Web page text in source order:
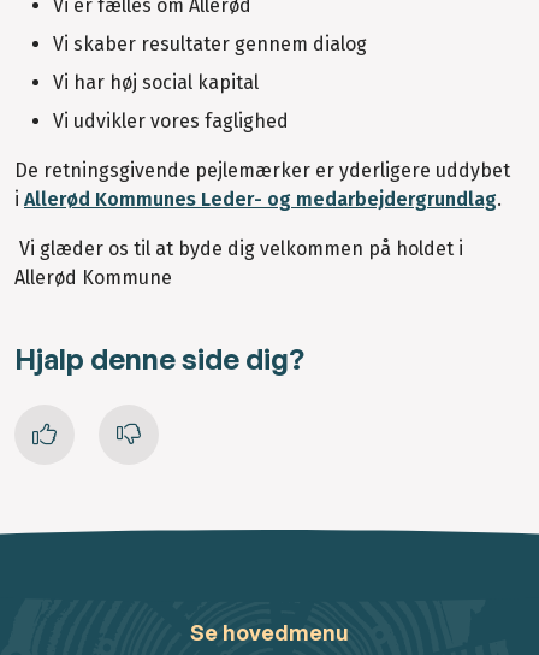
Vi er fælles om Allerød
Vi skaber resultater gennem dialog
Vi har høj social kapital
Vi udvikler vores faglighed
De retningsgivende pejlemærker er yderligere uddybet
i Allerød Kommunes Leder- og medarbejdergrundlag.
Vi glæder os til at byde dig velkommen på holdet i
Allerød Kommune
Hjalp denne side dig?
Se hovedmenu